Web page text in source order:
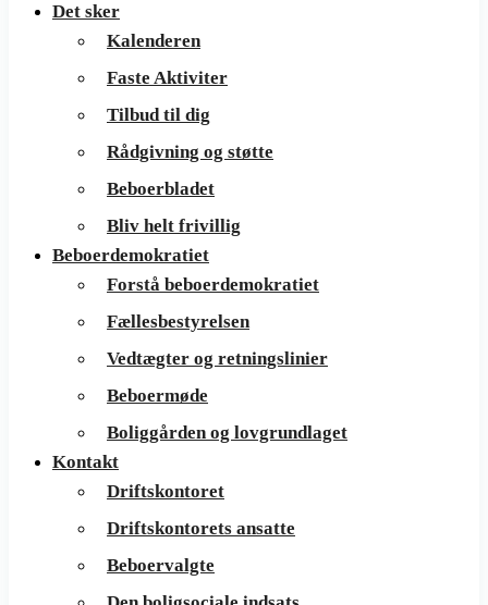
Det sker
Kalenderen
Faste Aktiviter
Tilbud til dig
Rådgivning og støtte
Beboerbladet
Bliv helt frivillig
Beboerdemokratiet
Forstå beboerdemokratiet
Fællesbestyrelsen
Vedtægter og retningslinier
Beboermøde
Boliggården og lovgrundlaget
Kontakt
Driftskontoret
Driftskontorets ansatte
Beboervalgte